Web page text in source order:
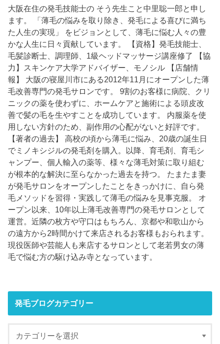
大阪在住の発毛技能士の そう先生こと中里聡一郎と申し
ます。 「薄毛の悩みを取り除き、発毛による喜びに満ち
た人生の実現」 をビジョンとして、薄毛に悩む人々の豊
かな人生に日々貢献しています。 【資格】発毛技能士、
毛髪診断士、調理師、1級ヘッドマッサージ講座修了 【協
力】スキンケア大学アドバイザー、モノシル 【店舗情
報】 大阪の寝屋川市にある2012年11月にオープンした薄
毛改善専門の発毛サロンです。 9割のお客様に病院、クリ
ニックの薬を使わずに、ホームケアと施術による頭皮改
善で髪の毛を生やすことを成功しています。 内服薬を使
用しない方針のため、副作用の心配がないと好評です。
【著者の過去】 高校の頃から薄毛に悩み、20歳の誕生日
でミノキシジルの発毛剤を購入。以降、育毛剤、育毛シ
ャンプー、個人輸入の薬等、様々な薄毛対策に取り組む
が根本的な解決に至らなかった過去を持つ。 たまたま妻
が発毛サロンをオープンしたことをきっかけに、自ら発
毛メソッドを習得・実践して薄毛の悩みを見事克服。 オ
ープン以来、10年以上薄毛改善専門の発毛サロンとして
運営。近隣の枚方や守口はもちろん、京都や和歌山から
の遠方から2時間かけて来店されるお客様もおられます。
現役医師や芸能人も来店するサロンとして老若男女の薄
毛で悩む方の駆け込み寺となっています。
発毛ブログカテゴリー